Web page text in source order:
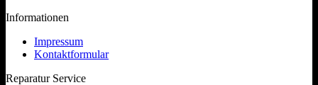
Informationen
Impressum
Kontaktformular
Reparatur Service